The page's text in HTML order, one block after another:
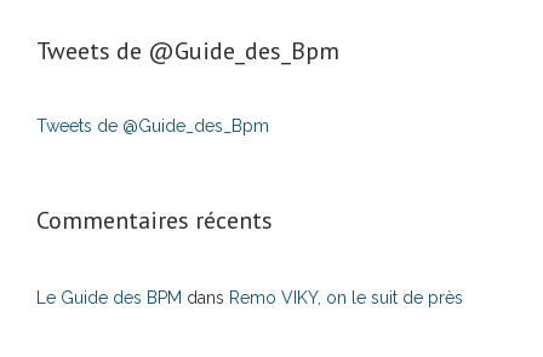
Tweets de ‎@Guide_des_Bpm
Tweets de @Guide_des_Bpm
Commentaires récents
Le Guide des BPM dans Remo VIKY, on le suit de près